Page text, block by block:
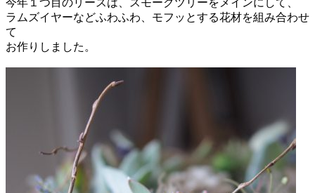
ラムズイヤーなどふわふわ、モフッとする花材を組み合わせ
て
お作りしました。